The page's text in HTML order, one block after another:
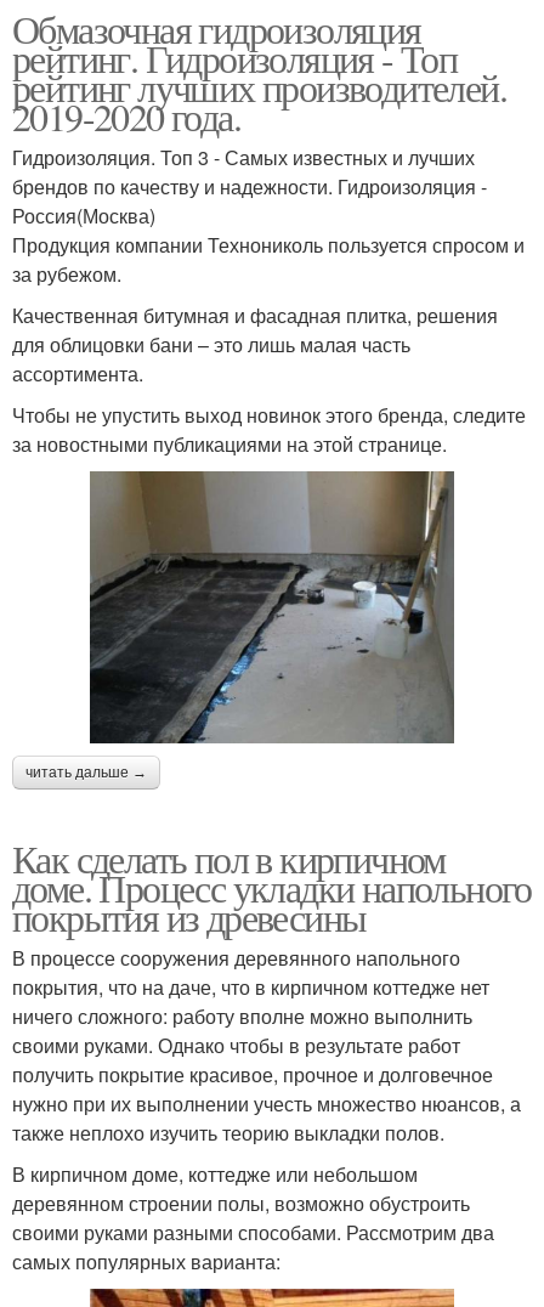
Обмазочная гидроизоляция
рейтинг. Гидроизоляция - Топ
рейтинг лучших производителей.
2019-2020 года.
Гидроизоляция. Топ 3 - Самых известных и лучших
брендов по качеству и надежности. Гидроизоляция -
Россия(Москва)
Продукция компании Технониколь пользуется спросом и
за рубежом.
Качественная битумная и фасадная плитка, решения
для облицовки бани – это лишь малая часть
ассортимента.
Чтобы не упустить выход новинок этого бренда, следите
за новостными публикациями на этой странице.
читать дальше →
Как сделать пол в кирпичном
доме. Процесс укладки напольного
покрытия из древесины
В процессе сооружения деревянного напольного
покрытия, что на даче, что в кирпичном коттедже нет
ничего сложного: работу вполне можно выполнить
своими руками. Однако чтобы в результате работ
получить покрытие красивое, прочное и долговечное
нужно при их выполнении учесть множество нюансов, а
также неплохо изучить теорию выкладки полов.
В кирпичном доме, коттедже или небольшом
деревянном строении полы, возможно обустроить
своими руками разными способами. Рассмотрим два
самых популярных варианта: